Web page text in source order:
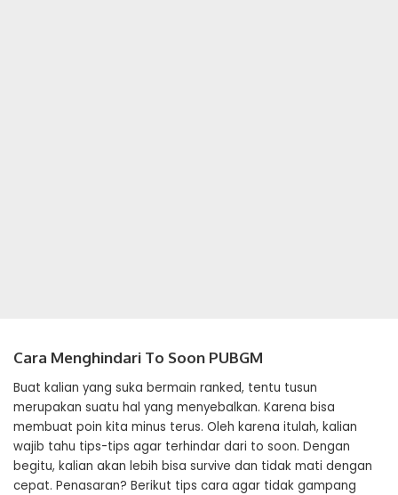
Cara Menghindari To Soon PUBGM
Buat kalian yang suka bermain ranked, tentu tusun
merupakan suatu hal yang menyebalkan. Karena bisa
membuat poin kita minus terus. Oleh karena itulah, kalian
wajib tahu tips-tips agar terhindar dari to soon. Dengan
begitu, kalian akan lebih bisa survive dan tidak mati dengan
cepat. Penasaran? Berikut tips cara agar tidak gampang